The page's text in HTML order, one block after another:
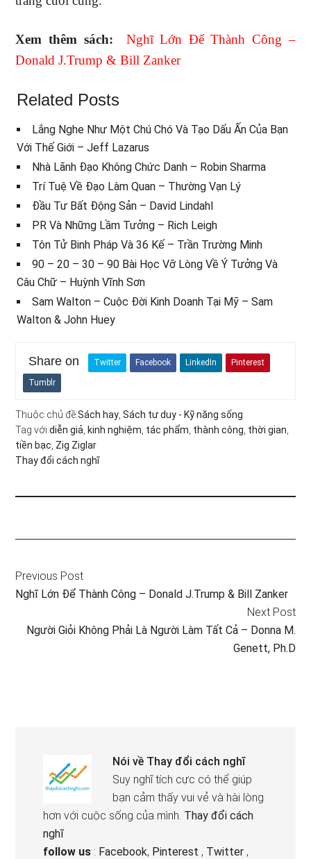
Xem thêm sách: Nghĩ Lớn Để Thành Công –
Donald J.Trump & Bill Zanker
Related Posts
Lắng Nghe Như Một Chú Chó Và Tạo Dấu Ấn Của Bạn
Với Thế Giới – Jeff Lazarus
Nhà Lãnh Đạo Không Chức Danh – Robin Sharma
Trí Tuệ Về Đạo Làm Quan – Thường Vạn Lý
Đầu Tư Bất Động Sản – David Lindahl
PR Và Những Lầm Tưởng – Rich Leigh
Tôn Tử Binh Pháp Và 36 Kế – Trần Trường Minh
90 – 20 – 30 – 90 Bài Học Vỡ Lòng Về Ý Tưởng Và
Câu Chữ – Huỳnh Vĩnh Sơn
Sam Walton – Cuộc Đời Kinh Doanh Tại Mỹ – Sam
Walton & John Huey
Share on Twitter Facebook LinkedIn Pinterest
Tumblr
Thuộc chủ đề:Sách hay ,Sách tư duy - Kỹ năng sống
Tag với:diễn giả kinh nghiệm tác phẩm thành công thời gian
tiền bạc Zig Ziglar
Thay đổi cách nghĩ
Previous Post
Nghĩ Lớn Để Thành Công – Donald J.Trump & Bill Zanker
Next Post
Người Giỏi Không Phải Là Người Làm Tất Cả – Donna M.
Genett, Ph.D
Nói về Thay đổi cách nghĩ
Suy nghĩ tích cực có thể giúp
bạn cảm thấy vui vẻ và hài lòng
hơn với cuộc sống của mình. Thay đổi cách
nghĩ
follow us : Facebook, Pinterest , Twitter ,